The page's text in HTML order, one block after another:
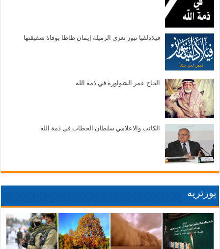
فيلادلفيا نيوز تعزي الزميلة إيمان ظاظا بوفاة شقيقتها
الحاج عمر الشواورة في ذمة الله
الكاتب والاعلامي سلطان الحطاب في ذمة الله
بورتريه